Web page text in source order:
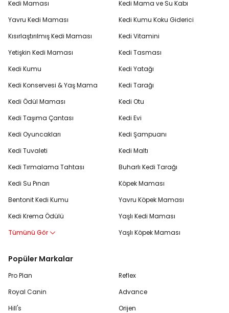
Kedi Maması
Yavru Kedi Maması
Kısırlaştırılmış Kedi Maması
Yetişkin Kedi Maması
Kedi Kumu
Kedi Konservesi & Yaş Mama
Kedi Ödül Maması
Kedi Taşıma Çantası
Kedi Oyuncakları
Kedi Tuvaleti
Kedi Tırmalama Tahtası
Kedi Su Pınarı
Bentonit Kedi Kumu
Kedi Krema Ödülü
Tümünü Gör
Kedi Mama ve Su Kabı
Kedi Kumu Koku Giderici
Kedi Vitamini
Kedi Tasması
Kedi Yatağı
Kedi Tarağı
Kedi Otu
Kedi Evi
Kedi Şampuanı
Kedi Maltı
Buharlı Kedi Tarağı
Köpek Maması
Yavru Köpek Maması
Yaşlı Kedi Maması
Yaşlı Köpek Maması
Popüler Markalar
Pro Plan
Royal Canin
Hill's
Reflex
Advance
Orijen